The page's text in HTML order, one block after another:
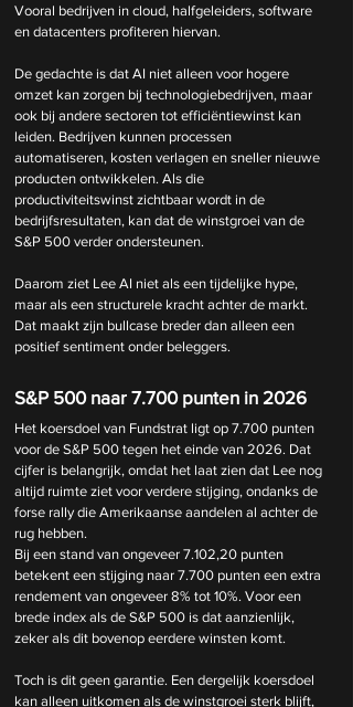
Vooral bedrijven in cloud, halfgeleiders, software
en datacenters profiteren hiervan.
De gedachte is dat AI niet alleen voor hogere
omzet kan zorgen bij technologiebedrijven, maar
ook bij andere sectoren tot efficiëntiewinst kan
leiden. Bedrijven kunnen processen
automatiseren, kosten verlagen en sneller nieuwe
producten ontwikkelen. Als die
productiviteitswinst zichtbaar wordt in de
bedrijfsresultaten, kan dat de winstgroei van de
S&P 500 verder ondersteunen.
Daarom ziet Lee AI niet als een tijdelijke hype,
maar als een structurele kracht achter de markt.
Dat maakt zijn bullcase breder dan alleen een
positief sentiment onder beleggers.
S&P 500 naar 7.700 punten in 2026
Het koersdoel van Fundstrat ligt op 7.700 punten
voor de S&P 500 tegen het einde van 2026. Dat
cijfer is belangrijk, omdat het laat zien dat Lee nog
altijd ruimte ziet voor verdere stijging, ondanks de
forse rally die Amerikaanse aandelen al achter de
rug hebben.
Bij een stand van ongeveer 7.102,20 punten
betekent een stijging naar 7.700 punten een extra
rendement van ongeveer 8% tot 10%. Voor een
brede index als de S&P 500 is dat aanzienlijk,
zeker als dit bovenop eerdere winsten komt.
Toch is dit geen garantie. Een dergelijk koersdoel
kan alleen uitkomen als de winstgroei sterk blijft,